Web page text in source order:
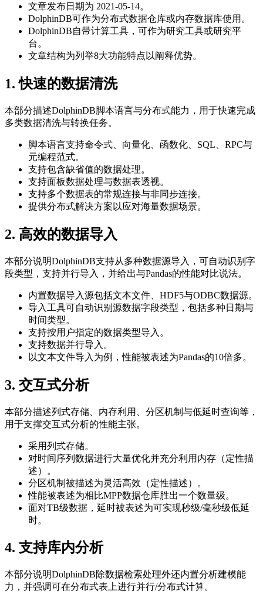
文章发布日期为 2021-05-14。
DolphinDB可作为分布式数据仓库或内存数据库使用。
DolphinDB自带计算工具，可作为研究工具或研究平
台。
文章结构为列举8大功能特点以阐释优势。
1. 快速的数据清洗
本部分描述DolphinDB脚本语言与分布式能力，用于快速完成
多类数据清洗与转换任务。
脚本语言支持命令式、向量化、函数化、SQL、RPC与
元编程范式。
支持包含缺省值的数据处理。
支持面板数据处理与数据表透视。
支持多个数据表的常规连接与非同步连接。
提供分布式解决方案以应对海量数据场景。
2. 高效的数据导入
本部分说明DolphinDB支持从多种数据源导入，可自动识别字
段类型，支持并行导入，并给出与Pandas的性能对比说法。
内置数据导入源包括文本文件、HDF5与ODBC数据源。
导入工具可自动识别源数据字段类型，包括多种日期与
时间类型。
支持按用户指定的数据类型导入。
支持数据并行导入。
以文本文件导入为例，性能被表述为Pandas的10倍多。
3. 交互式分析
本部分描述列式存储、内存利用、分区机制与低延时查询等，
用于支撑交互式分析的性能主张。
采用列式存储。
对时间序列数据进行大量优化并充分利用内存（定性描
述）。
分区机制被描述为灵活高效（定性描述）。
性能被表述为相比MPP数据仓库胜出一个数量级。
面对TB级数据，延时被表述为可实现秒级/毫秒级低延
时。
4. 支持库内分析
本部分说明DolphinDB除数据检索处理外还内置分析建模能
力，并强调可在分布式表上进行并行/分布式计算。